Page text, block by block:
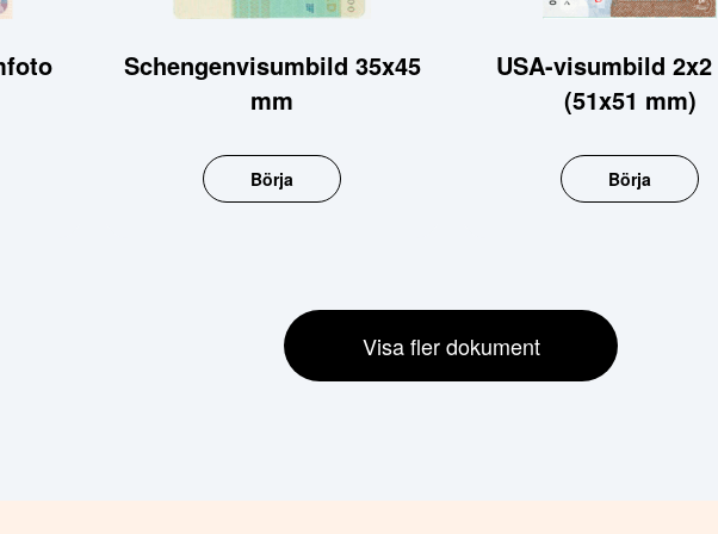
Schengenvisumbild 35x45
mm
Börja
USA-visumbild
(51x51 mm)
Börja
Visa fler dokument